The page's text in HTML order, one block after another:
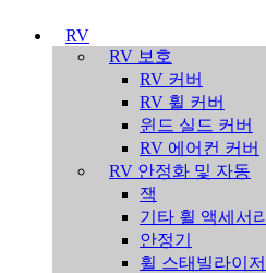
RV
RV 보호
RV 커버
RV 휠 커버
윈드 실드 커버
RV 에어컨 커버
RV 안정화 및 자동
잭
기타 휠 액세서리
안정기
휠 스태빌라이저